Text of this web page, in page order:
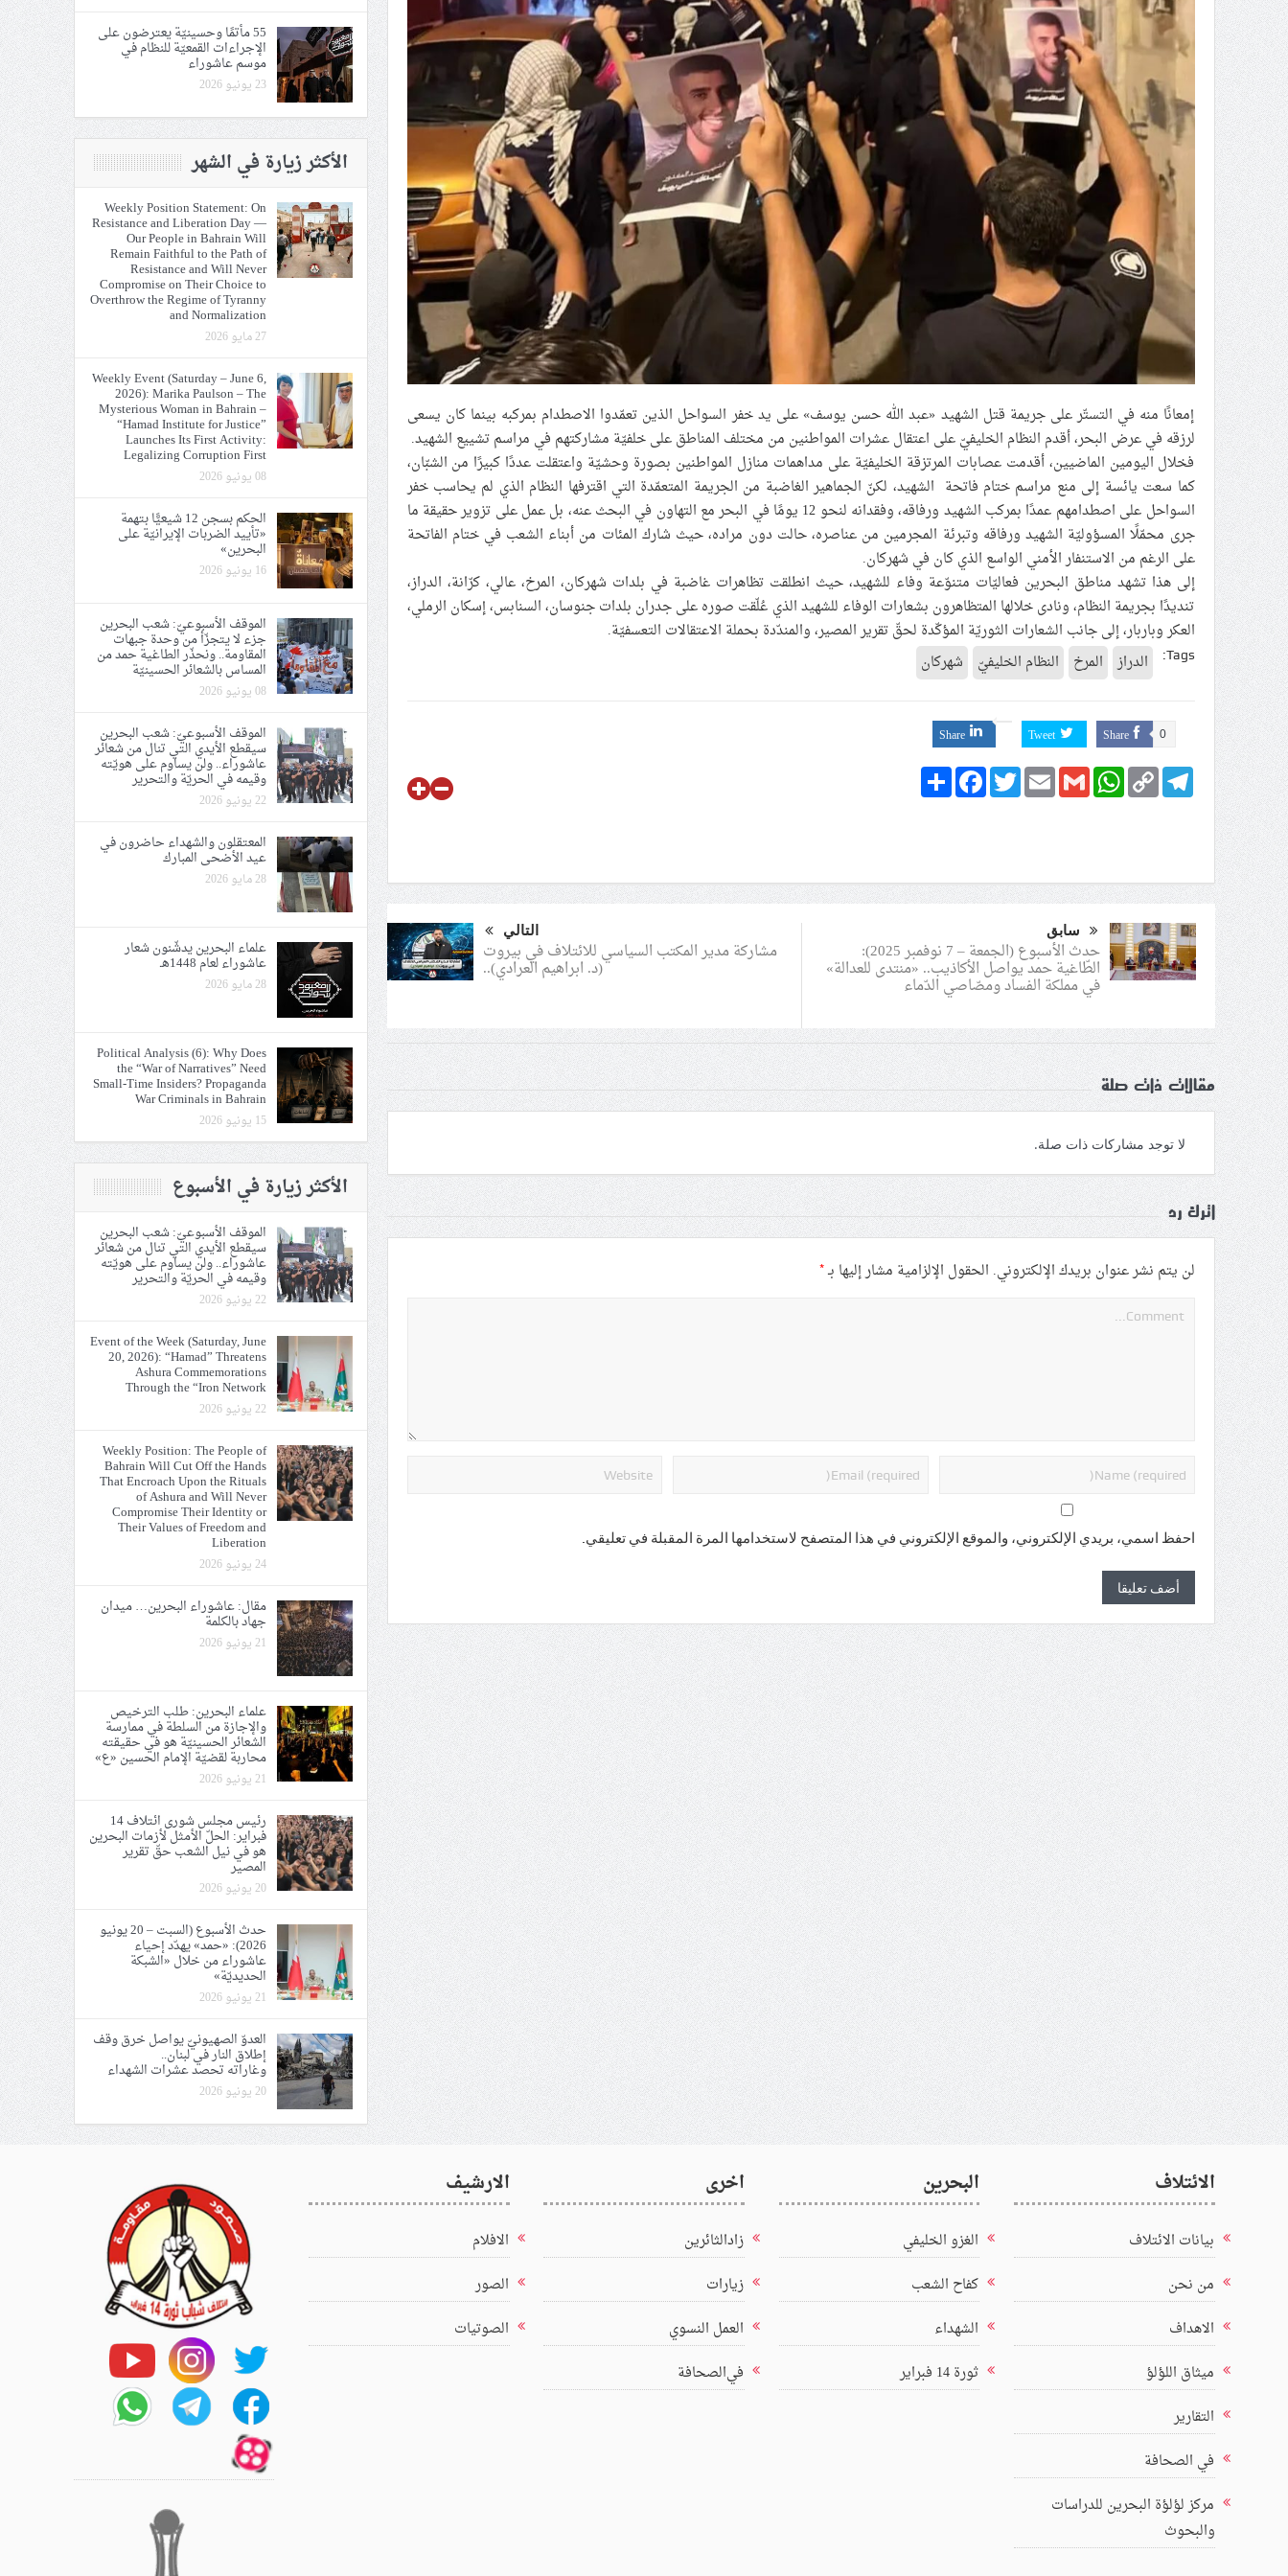
إمعانًا منه في التستّر على جريمة قتل الشهيد «عبد الله حسن يوسف» على يد خفر السواحل الذين تعمّدوا الاصطدام بمركبه بينما كان يسعى
لرزقه في عرض البحر، أقدم النظام الخليفيّ على اعتقال عشرات المواطنين من مختلف المناطق على خلفيّة مشاركتهم في مراسم تشييع الشهيد.
فخلال اليومين الماضيين، أقدمت عصابات المرتزقة الخليفيّة على مداهمات منازل المواطنين بصورة وحشيّة واعتقلت عددًا كبيرًا من الشبّان،
كما سعت يائسة إلى منع مراسم ختام فاتحة الشهيد، لكنّ الجماهير الغاضبة من الجريمة المتعمّدة التي اقترفها النظام الذي لم يحاسب خفر
السواحل على اصطدامهم عمدًا بمركب الشهيد ورفاقه، وفقدانه لنحو 12 يومًا في البحر مع التهاون في البحث عنه، بل عمل على تزوير حقيقة ما
جرى محمّلًا المسؤوليّة الشهيد ورفاقه وتبرئة المجرمين من عناصره، حالت دون مراده، حيث شارك المئات من أبناء الشعب في ختام الفاتحة
على الرغم من الاستنفار الأمني الواسع الذي كان في شهركان.
إلى هذا تشهد مناطق البحرين فعاليّات متنوّعة وفاء للشهيد، حيث انطلقت تظاهرات غاضبة في بلدات شهركان، المرخ، عالي، كرّانة، الدراز،
تنديدًا بجريمة النظام، ونادى خلالها المتظاهرون بشعارات الوفاء للشهيد الذي عُلّقت صوره على جدران بلدات جنوسان، السنابس، إسكان الرملي،
العكر وباربار، إلى جانب الشعارات الثوريّة المؤكّدة لحقّ تقرير المصير، والمندّدة بحملة الاعتقالات التعسفيّة.
Tags: الدراز المرخ النظام الخليفيّ شهركان
Share 0
Tweet
Share
Share
FacebookTwitterEmailGmail
WhatsApp Copy
Link
Telegram
سابق
حدث الأسبوع (الجمعة – 7 نوفمبر 2025):
الطّاغية حمد يواصل الأكاذيب.. «منتدى للعدالة»
في مملكة الفساد ومصّاصي الدّماء
التالي
مشاركة مدير المكتب السياسي للائتلاف في بيروت
(د. ابراهيم العرادي)..
مقالات ذات صلة
لا توجد مشاركات ذات صلة.
اترك رد
لن يتم نشر عنوان بريدك الإلكتروني. الحقول الإلزامية مشار إليها بـ*
احفظ اسمي، بريدي الإلكتروني، والموقع الإلكتروني في هذا المتصفح لاستخدامها المرة المقبلة في تعليقي.
55 مأتمًا وحسينيّة يعترضون على
الإجراءات القمعيّة للنظام في
موسم عاشوراء
23 يونيو 2026
الأكثر زيارة في الشهر
Weekly Position Statement: On
Resistance and Liberation Day —
Our People in Bahrain Will
Remain Faithful to the Path of
Resistance and Will Never
Compromise on Their Choice to
Overthrow the Regime of Tyranny
and Normalization
27 مايو 2026
Weekly Event (Saturday – June 6,
2026): Marika Paulson – The
Mysterious Woman in Bahrain –
“Hamad Institute for Justice”
Launches Its First Activity:
Legalizing Corruption First
08 يونيو 2026
الحكم بسجن 12 شيعيًّا بتهمة
«تأييد الضربات الإيرانيّة على
البحرين»
16 يونيو 2026
الموقف الأسبوعيّ: شعب البحرين
جزء لا يتجزّأ من وحدة جبهات
المقاومة.. ونحذّر الطاغية حمد من
المساس بالشعائر الحسينيّة
08 يونيو 2026
الموقف الأسبوعيّ: شعب البحرين
سيقطع الأيدي التي تنال من شعائر
عاشوراء.. ولن يساوم على هويّته
وقيمه في الحريّة والتحرير
22 يونيو 2026
المعتقلون والشهداء حاضرون في
عيد الأضحى المبارك
28 مايو 2026
علماء البحرين يدشّنون شعار
عاشوراء لعام 1448هـ
28 مايو 2026
Political Analysis (6): Why Does
the “War of Narratives” Need
Small-Time Insiders? Propaganda
War Criminals in Bahrain
15 يونيو 2026
الأكثر زيارة في الأسبوع
الموقف الأسبوعيّ: شعب البحرين
سيقطع الأيدي التي تنال من شعائر
عاشوراء.. ولن يساوم على هويّته
وقيمه في الحريّة والتحرير
22 يونيو 2026
Event of the Week (Saturday, June
20, 2026): “Hamad” Threatens
Ashura Commemorations
Through the “Iron Network
22 يونيو 2026
Weekly Position: The People of
Bahrain Will Cut Off the Hands
That Encroach Upon the Rituals
of Ashura and Will Never
Compromise Their Identity or
Their Values of Freedom and
Liberation
24 يونيو 2026
مقال: عاشوراء البحرين… ميدان
جهاد بالكلمة
21 يونيو 2026
علماء البحرين: طلب الترخيص
والإجازة من السلطة في ممارسة
الشعائر الحسينيّة هو في حقيقته
محاربة لقضيّة الإمام الحسين «ع»
21 يونيو 2026
رئيس مجلس شورى ائتلاف 14
فبراير: الحلّ الأمثل لأزمات البحرين
هو في نيل الشعب حقّ تقرير
المصير
20 يونيو 2026
حدث الأسبوع (السبت – 20 يونيو
2026): «حمد» يهدّد إحياء
عاشوراء من خلال «الشبكة
الحديديّة»
21 يونيو 2026
العدوّ الصهيونيّ يواصل خرق وقف
إطلاق النار في لبنان..
وغاراته تحصد عشرات الشهداء
20 يونيو 2026
الائتلاف
بيانات الائتلاف
من نحن
الاهداف
ميثاق اللؤلؤ
التقارير
في الصحافة
مركز لؤلؤة البحرين للدراسات
والبحوث
البحرين
الغزو الخليفي
كفاح الشعب
الشهداء
ثورة 14 فبراير
اخرى
زادالثائرين
زيارات
العمل النسوي
في‌الصحافة
الارشيف
الافلام
الصور
الصوتيات